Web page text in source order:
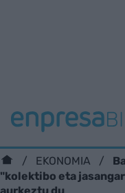
EKONOMIA
"kolektibo eta
aurkeztu du